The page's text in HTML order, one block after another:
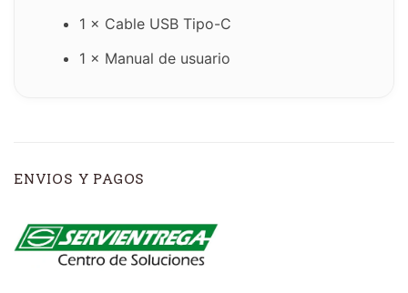
1 × Cable USB Tipo-C
1 × Manual de usuario
ENVIOS Y PAGOS